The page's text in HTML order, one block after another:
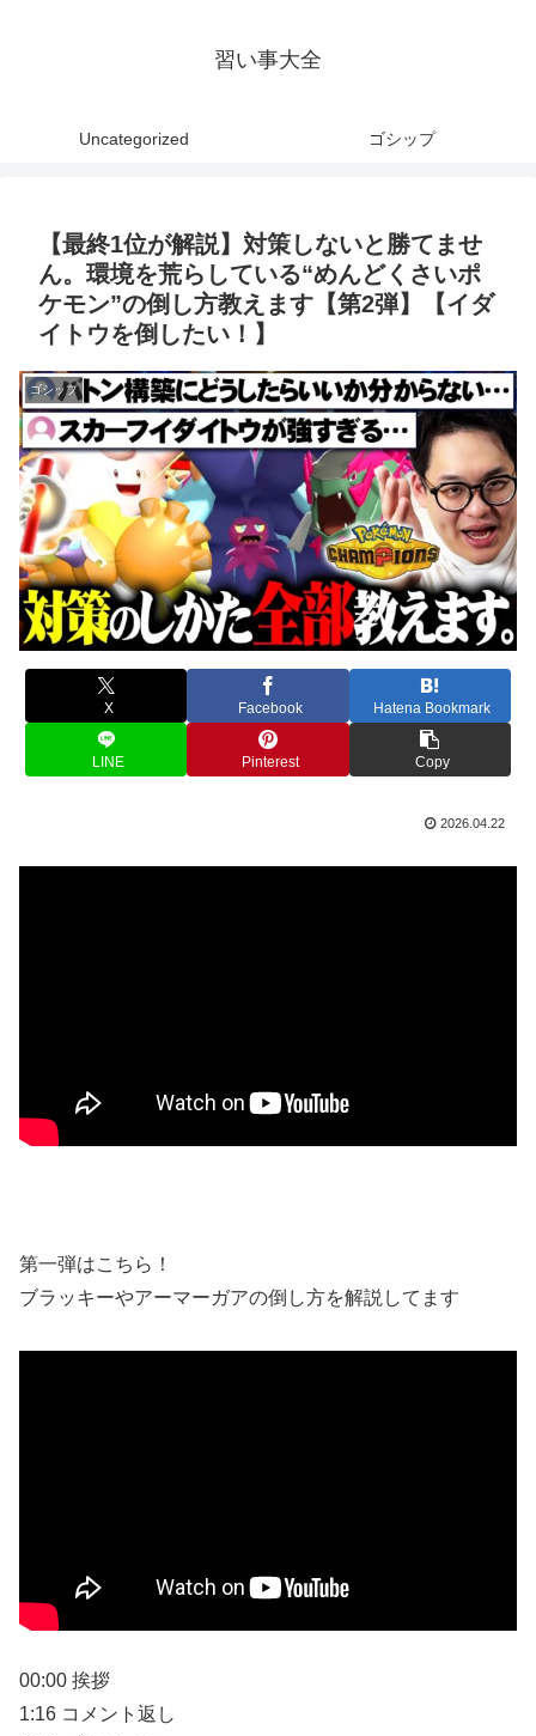
習い事大全
Uncategorized ゴシップ
【最終1位が解説】対策しないと勝てませ
ん。環境を荒らしている“めんどくさいポ
ケモン”の倒し方教えます【第2弾】【イダ
イトウを倒したい！】
ゴシップ
X Facebook Hatena Bookmark
LINE Pinterest Copy
2026.04.22
第一弾はこちら！
ブラッキーやアーマーガアの倒し方を解説してます
00:00 挨拶
1:16 コメント返し